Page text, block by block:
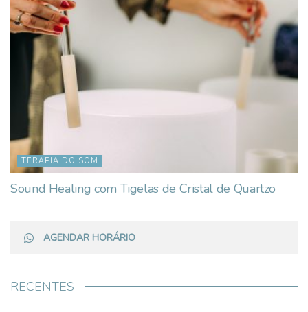
TERAPIA DO SOM
Sound Healing com Tigelas de Cristal de Quartzo
AGENDAR HORÁRIO
RECENTES